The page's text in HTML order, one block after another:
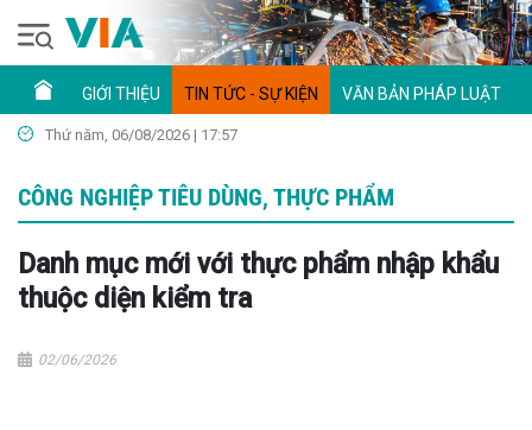
GIỚI THIỆU TIN TỨC - SỰ KIỆN VĂN BẢN PHÁP LUẬT
Thứ năm, 06/08/2026 | 17:57
CÔNG NGHIỆP TIÊU DÙNG, THỰC PHẨM
Danh mục mới với thực phẩm nhập khẩu
thuộc diện kiểm tra
02/06/2026